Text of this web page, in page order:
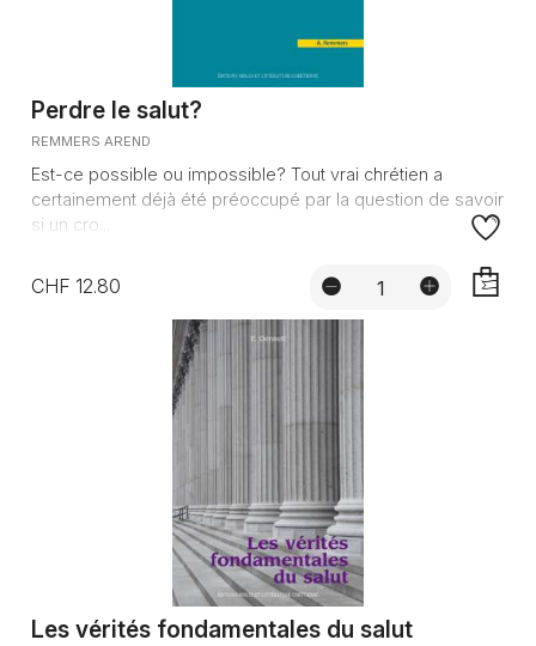
Perdre le salut?
REMMERS AREND
Est-ce possible ou impossible? Tout vrai chrétien a
certainement déjà été préoccupé par la question de savoir
si un cro...
CHF 12.80
Les vérités fondamentales du salut